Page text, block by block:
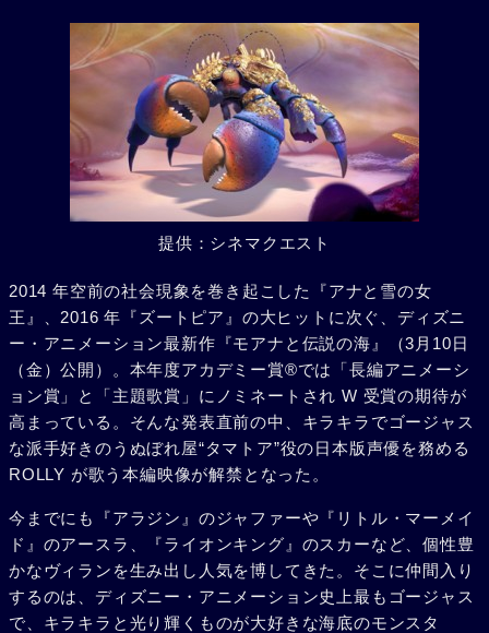
提供：シネマクエスト
2014 年空前の社会現象を巻き起こした『アナと雪の女
王』、2016 年『ズートピア』の大ヒットに次ぐ、ディズニ
ー・アニメーション最新作『モアナと伝説の海』（3月10日
（金）公開）。本年度アカデミー賞®では「長編アニメーシ
ョン賞」と「主題歌賞」にノミネートされ W 受賞の期待が
高まっている。そんな発表直前の中、キラキラでゴージャス
な派手好きのうぬぼれ屋“タマトア”役の日本版声優を務める
ROLLY が歌う本編映像が解禁となった。
今までにも『アラジン』のジャファーや『リトル・マーメイ
ド』のアースラ、『ライオンキング』のスカーなど、個性豊
かなヴィランを生み出し人気を博してきた。そこに仲間入り
するのは、ディズニー・アニメーション史上最もゴージャス
で、キラキラと光り輝くものが大好きな海底のモンスタ